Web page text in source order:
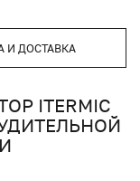
И ДОСТАВКА
ITERMIC